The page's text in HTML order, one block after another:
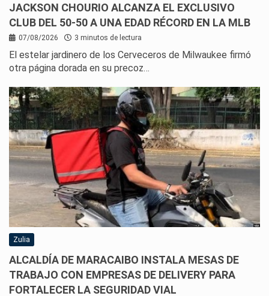
JACKSON CHOURIO ALCANZA EL EXCLUSIVO
CLUB DEL 50-50 A UNA EDAD RÉCORD EN LA MLB
07/08/2026 3 minutos de lectura
El estelar jardinero de los Cerveceros de Milwaukee firmó
otra página dorada en su precoz…
Zulia
ALCALDÍA DE MARACAIBO INSTALA MESAS DE
TRABAJO CON EMPRESAS DE DELIVERY PARA
FORTALECER LA SEGURIDAD VIAL